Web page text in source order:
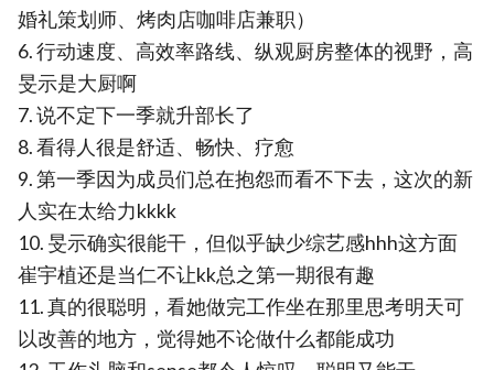
婚礼策划师、烤肉店咖啡店兼职）
6. 行动速度、高效率路线、纵观厨房整体的视野，高
旻示是大厨啊
7. 说不定下一季就升部长了
8. 看得人很是舒适、畅快、疗愈
9. 第一季因为成员们总在抱怨而看不下去，这次的新
人实在太给力kkkk
10. 旻示确实很能干，但似乎缺少综艺感hhh这方面
崔宇植还是当仁不让kk总之第一期很有趣
11. 真的很聪明，看她做完工作坐在那里思考明天可
以改善的地方，觉得她不论做什么都能成功